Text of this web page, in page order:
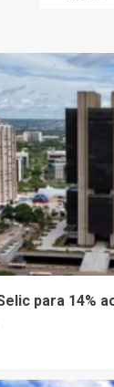
para 14%